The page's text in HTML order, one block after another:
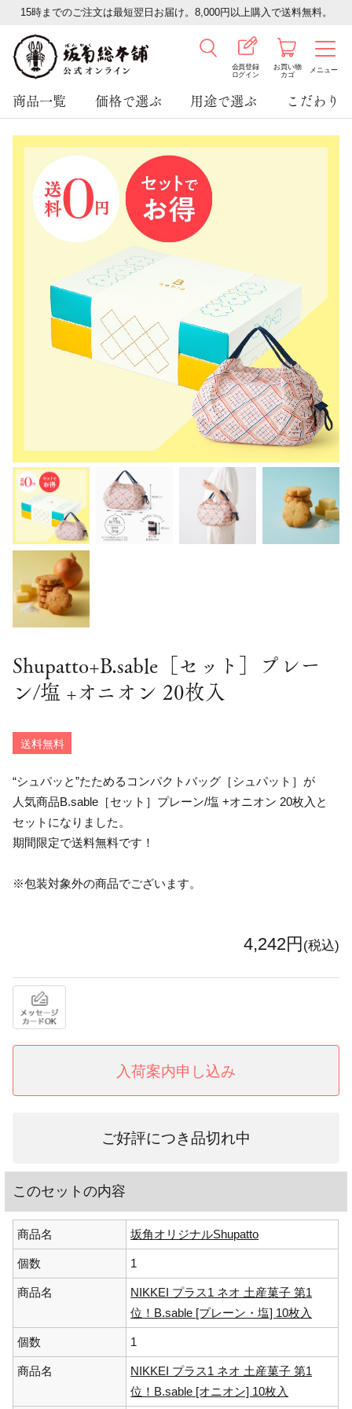
15時までのご注文は最短翌日お届け。8,000円以上購入で送料無料。
会員登録
ログイン
お買い物
カゴ
メニュー
商品一覧 価格で選ぶ 用途で選ぶ こだわり
Shupatto+B.sable［セット］プレー
ン/塩 +オニオン 20枚入
送料無料
“シュパッと”たためるコンパクトバッグ［シュパット］が
人気商品B.sable［セット］プレーン/塩 +オニオン 20枚入と
セットになりました。
期間限定で送料無料です！
※包装対象外の商品でございます。
4,242円 (税込)
入荷案内申し込み
ご好評につき品切れ中
このセットの内容
商品名 坂角オリジナルShupatto
個数 1
商品名
NIKKEI プラス1 ネオ 土産菓子 第1
位！B.sable [プレーン・塩] 10枚入
個数 1
商品名
NIKKEI プラス1 ネオ 土産菓子 第1
位！B.sable [オニオン] 10枚入